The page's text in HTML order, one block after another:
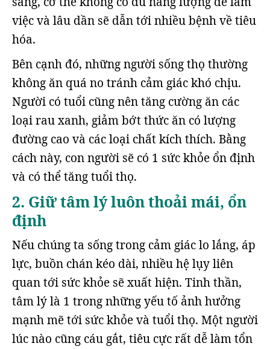
việc và lâu dần sẽ dẫn tới nhiều bệnh về tiêu
hóa.
Bên cạnh đó, những người sống thọ thường
không ăn quá no tránh cảm giác khó chịu.
Người có tuổi cũng nên tăng cường ăn các
loại rau xanh, giảm bớt thức ăn có lượng
đường cao và các loại chất kích thích. Bằng
cách này, con người sẽ có 1 sức khỏe ổn định
và có thể tăng tuổi thọ.
2. Giữ tâm lý luôn thoải mái, ổn
định
Nếu chúng ta sống trong cảm giác lo lắng, áp
lực, buồn chán kéo dài, nhiều hệ lụy liên
quan tới sức khỏe sẽ xuất hiện. Tinh thần,
tâm lý là 1 trong những yếu tố ảnh hưởng
mạnh mẽ tới sức khỏe và tuổi thọ. Một người
lúc nào cũng cáu gắt, tiêu cực rất dễ làm tổn